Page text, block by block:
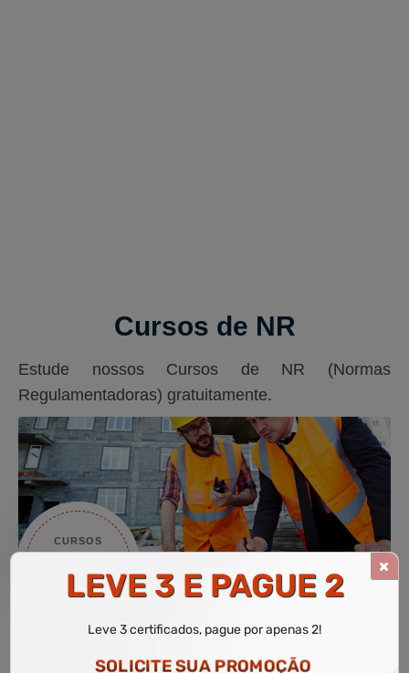
Cursos de NR
Estude nossos Cursos de NR (Normas
Regulamentadoras) gratuitamente.
CURSOS
VÁLIDOS
LEVE 3 E PAGUE 2
Leve 3 certificados, pague por apenas 2!
SOLICITE SUA PROMOÇÃO